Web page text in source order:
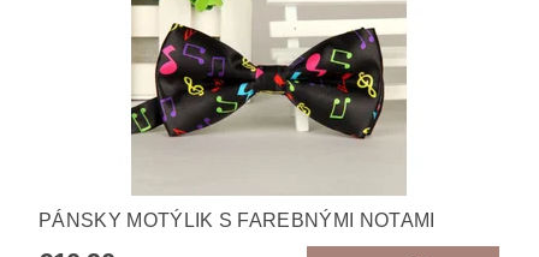
PÁNSKY MOTÝLIK S FAREBNÝMI NOTAMI